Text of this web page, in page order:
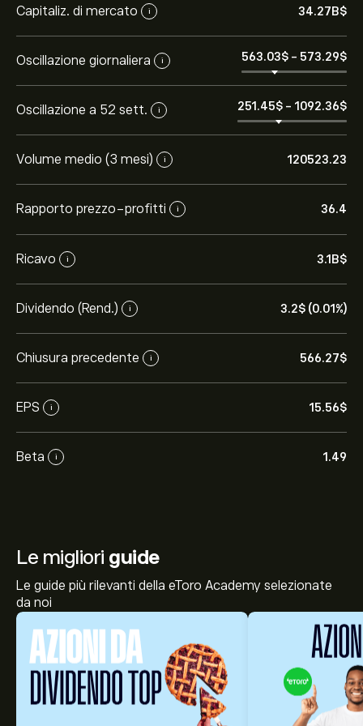
Capitaliz. di mercato i 34.27B‎$‎
Oscillazione giornaliera i 563.03‎$‎ - 573.29‎$‎
Oscillazione a 52 sett. i 251.45‎$‎ - 1092.36‎$‎
Volume medio (3 mesi) i 120523.23
Rapporto prezzo-profitti i 36.4
Ricavo i 3.1B‎$‎
Dividendo (Rend.) i 3.2‎$‎ (0.01%)
Chiusura precedente i 566.27‎$‎
EPS i 15.56‎$‎
Beta i 1.49
Le migliori guide
Le guide più rilevanti della eToro Academy selezionate
da noi